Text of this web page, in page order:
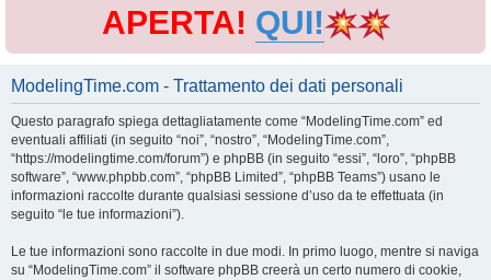
APERTA! QUI!
ModelingTime.com - Trattamento dei dati personali
Questo paragrafo spiega dettagliatamente come “ModelingTime.com” ed
eventuali affiliati (in seguito “noi”, “nostro”, “ModelingTime.com”,
“https://modelingtime.com/forum”) e phpBB (in seguito “essi”, “loro”, “phpBB
software”, “www.phpbb.com”, “phpBB Limited”, “phpBB Teams”) usano le
informazioni raccolte durante qualsiasi sessione d’uso da te effettuata (in
seguito “le tue informazioni”).
Le tue informazioni sono raccolte in due modi. In primo luogo, mentre si naviga
su “ModelingTime.com” il software phpBB creerà un certo numero di cookie,